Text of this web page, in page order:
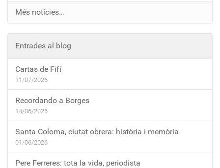
Més notícies…
Entrades al blog
Cartas de Fifí
11/07/2026
Recordando a Borges
14/06/2026
Santa Coloma, ciutat obrera: història i memòria
01/06/2026
Pere Ferreres: tota la vida, periodista